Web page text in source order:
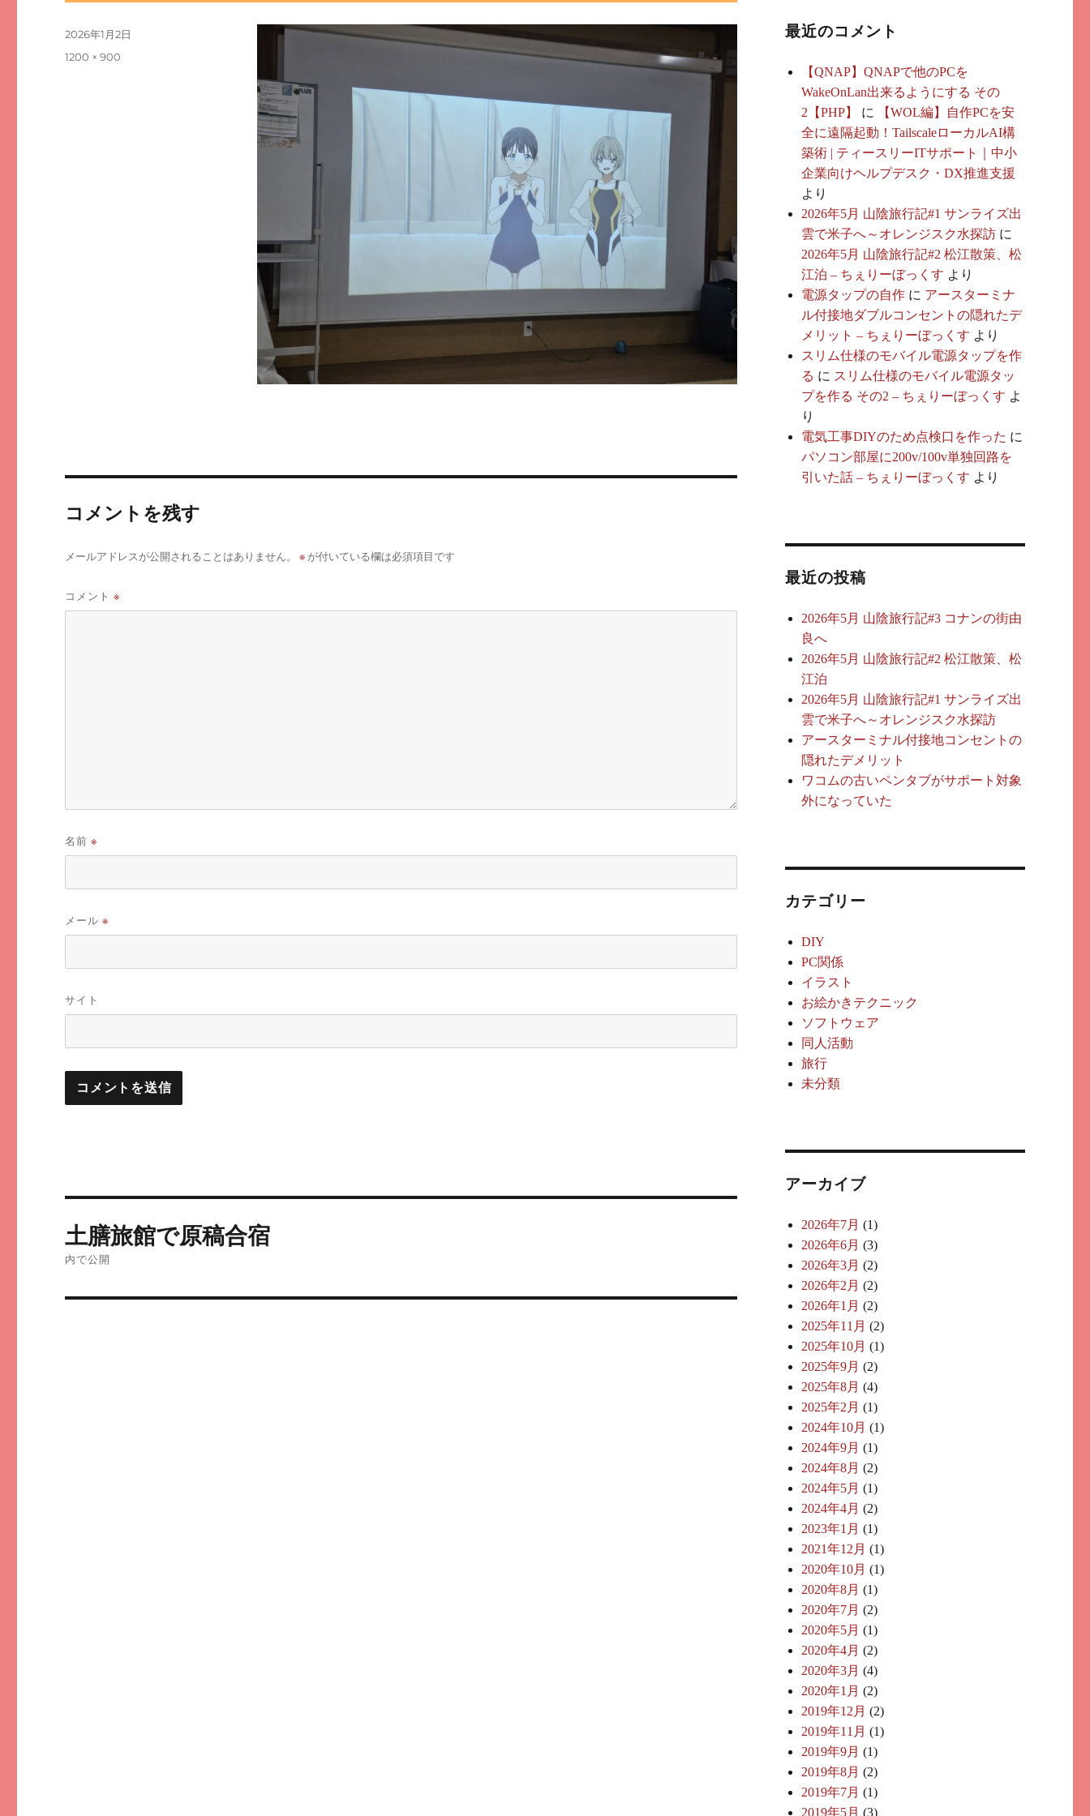
投
2026年1月2日
フ
1200 × 900
コメントを残す
メールアドレスが公開されることはありません。 ※ が付いている欄は必須項目です
コメント※
名前※
メール※
サイト
稿
土膳旅館で原稿合宿
内で公開
最近のコメント
【QNAP】QNAPで他のPCを
WakeOnLan出来るようにする その
2【PHP】
に
【WOL編】自作PCを安
全に遠隔起動！TailscaleローカルAI構
築術 | ティースリーITサポート｜中小
企業向けヘルプデスク・DX推進支援
より
2026年5月 山陰旅行記#1 サンライズ出
雲で米子へ～オレンジスク水探訪に
2026年5月 山陰旅行記#2 松江散策、松
江泊 – ちぇりーぼっくす より
電源タップの自作に アースターミナ
ル付接地ダブルコンセントの隠れたデ
メリット – ちぇりーぼっくす より
スリム仕様のモバイル電源タップを作
る に スリム仕様のモバイル電源タッ
プを作る その2 – ちぇりーぼっくす よ
り
電気工事DIYのため点検口を作った に
パソコン部屋に200v/100v単独回路を
引いた話 – ちぇりーぼっくす より
最近の投稿
2026年5月 山陰旅行記#3 コナンの街由
良へ
2026年5月 山陰旅行記#2 松江散策、松
江泊
2026年5月 山陰旅行記#1 サンライズ出
雲で米子へ～オレンジスク水探訪
アースターミナル付接地コンセントの
隠れたデメリット
ワコムの古いペンタブがサポート対象
外になっていた
カテゴリー
DIY
PC関係
イラスト
お絵かきテクニック
ソフトウェア
同人活動
旅行
未分類
アーカイブ
2026年7月 (1)
2026年6月 (3)
2026年3月 (2)
2026年2月 (2)
2026年1月 (2)
2025年11月 (2)
2025年10月 (1)
2025年9月 (2)
2025年8月 (4)
2025年2月 (1)
2024年10月 (1)
2024年9月 (1)
2024年8月 (2)
2024年5月 (1)
2024年4月 (2)
2023年1月 (1)
2021年12月 (1)
2020年10月 (1)
2020年8月 (1)
2020年7月 (2)
2020年5月 (1)
2020年4月 (2)
2020年3月 (4)
2020年1月 (2)
2019年12月 (2)
2019年11月 (1)
2019年9月 (1)
2019年8月 (2)
2019年7月 (1)
2019年5月 (3)